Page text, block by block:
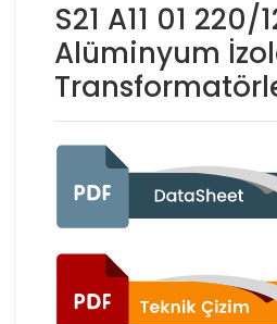
S21 A11 01 220/
Alüminyum